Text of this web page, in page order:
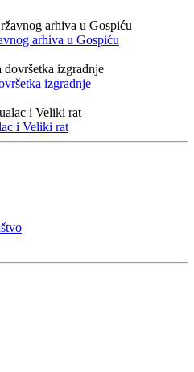
arhiva u Gospiću
izgradnje
i Veliki rat